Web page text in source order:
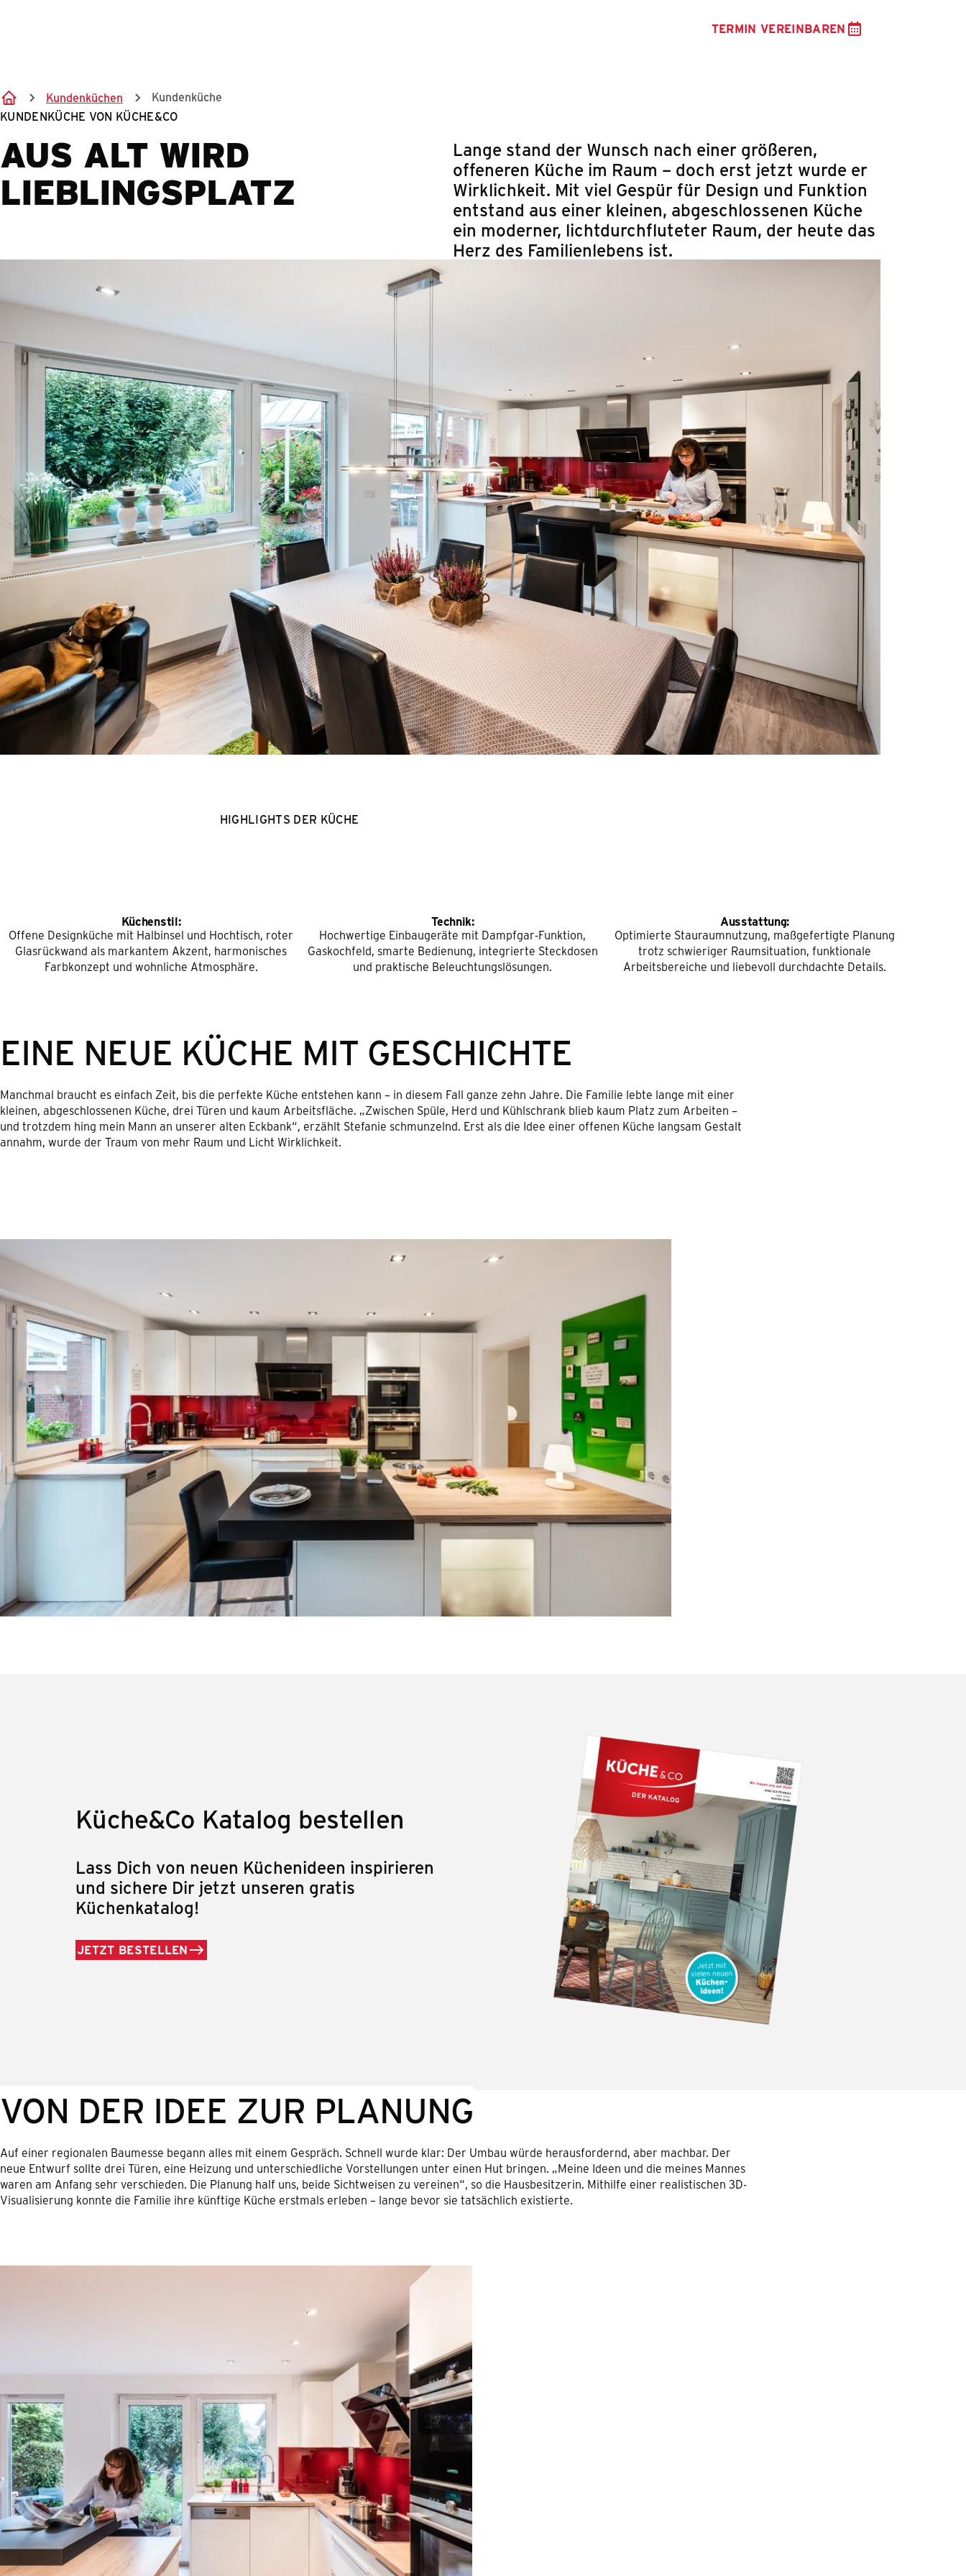
TERMIN VEREINBAREN
Kundenküchen
Kundenküche
KUNDENKÜCHE VON KÜCHE&CO
AUS ALT WIRD
LIEBLINGSPLATZ
Lange stand der Wunsch nach einer größeren,
offeneren Küche im Raum – doch erst jetzt wurde er
Wirklichkeit. Mit viel Gespür für Design und Funktion
entstand aus einer kleinen, abgeschlossenen Küche
ein moderner, lichtdurchfluteter Raum, der heute das
Herz des Familienlebens ist.
HIGHLIGHTS DER KÜCHE
Küchenstil:
Offene Designküche mit Halbinsel und Hochtisch, roter
Glasrückwand als markantem Akzent, harmonisches
Farbkonzept und wohnliche Atmosphäre.
Technik:
Hochwertige Einbaugeräte mit Dampfgar-Funktion,
Gaskochfeld, smarte Bedienung, integrierte Steckdosen
und praktische Beleuchtungslösungen.
Ausstattung:
Optimierte Stauraumnutzung, maßgefertigte Planung
trotz schwieriger Raumsituation, funktionale
Arbeitsbereiche und liebevoll durchdachte Details.
EINE NEUE KÜCHE MIT GESCHICHTE
Manchmal braucht es einfach Zeit, bis die perfekte Küche entstehen kann – in diesem Fall ganze zehn Jahre. Die Familie lebte lange mit einer
kleinen, abgeschlossenen Küche, drei Türen und kaum Arbeitsfläche. „Zwischen Spüle, Herd und Kühlschrank blieb kaum Platz zum Arbeiten –
und trotzdem hing mein Mann an unserer alten Eckbank“, erzählt Stefanie schmunzelnd. Erst als die Idee einer offenen Küche langsam Gestalt
annahm, wurde der Traum von mehr Raum und Licht Wirklichkeit.
Küche&Co Katalog bestellen
Lass Dich von neuen Küchenideen inspirieren
und sichere Dir jetzt unseren gratis
Küchenkatalog!
JETZT BESTELLEN
VON DER IDEE ZUR PLANUNG
Auf einer regionalen Baumesse begann alles mit einem Gespräch. Schnell wurde klar: Der Umbau würde herausfordernd, aber machbar. Der
neue Entwurf sollte drei Türen, eine Heizung und unterschiedliche Vorstellungen unter einen Hut bringen. „Meine Ideen und die meines Mannes
waren am Anfang sehr verschieden. Die Planung half uns, beide Sichtweisen zu vereinen“, so die Hausbesitzerin. Mithilfe einer realistischen 3D-
Visualisierung konnte die Familie ihre künftige Küche erstmals erleben – lange bevor sie tatsächlich existierte.